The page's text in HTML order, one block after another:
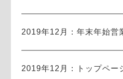
2019年12月：年末年始営
2019年12月：トップペー